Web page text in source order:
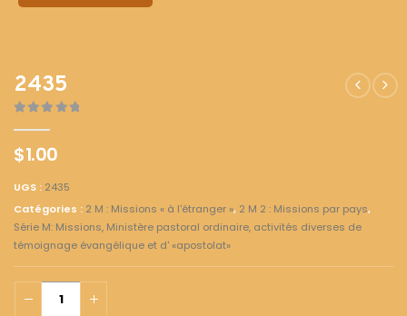
2435
$1.00
UGS : 2435
Catégories : 2 M : Missions « à l'étranger », 2 M 2 : Missions par pays,
Série M: Missions, Ministère pastoral ordinaire, activités diverses de
témoignage évangélique et d' «apostolat»